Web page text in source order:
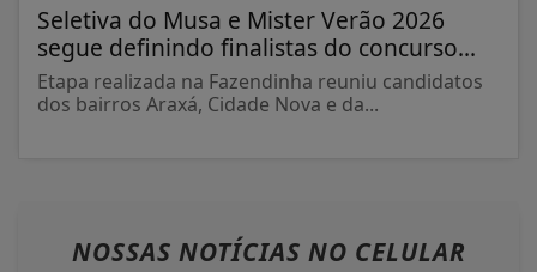
Seletiva do Musa e Mister Verão 2026
segue definindo finalistas do concurso...
Etapa realizada na Fazendinha reuniu candidatos
dos bairros Araxá, Cidade Nova e da...
NOSSAS NOTÍCIAS NO CELULAR